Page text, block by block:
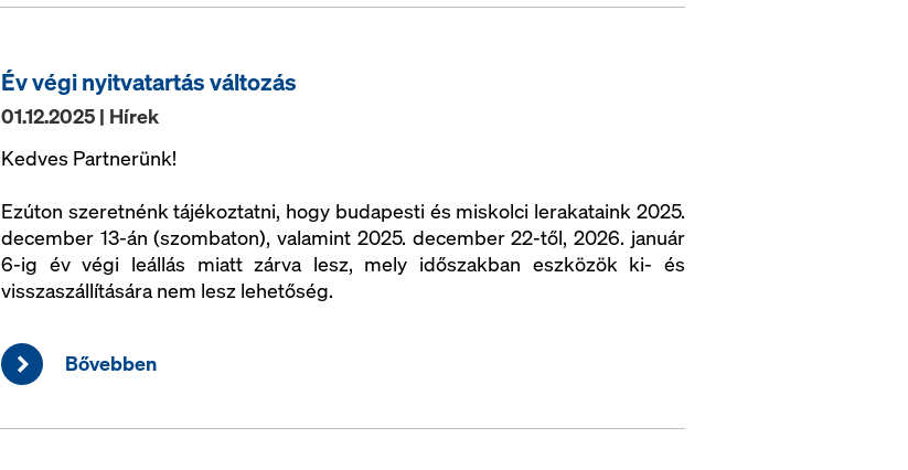
Év végi nyitvatartás változás
01.12.2025 | Hírek
Kedves Partnerünk!
Ezúton szeretnénk tájékoztatni, hogy budapesti és miskolci lerakataink 2025.
december 13-án (szombaton), valamint 2025. december 22-től, 2026. január
6-ig év végi leállás miatt zárva lesz, mely időszakban eszközök ki- és
visszaszállítására nem lesz lehetőség.
Bővebben